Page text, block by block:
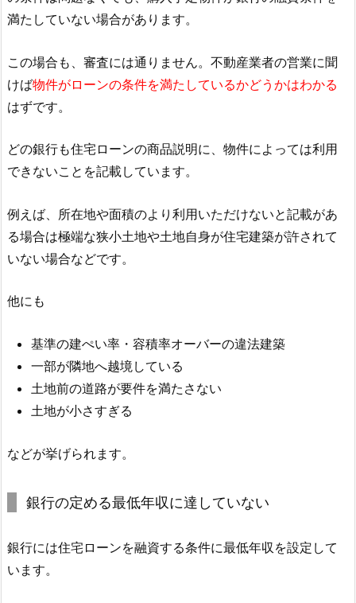
満たしていない場合があります。
この場合も、審査には通りません。不動産業者の営業に聞
けば物件がローンの条件を満たしているかどうかはわかる
はずです。
どの銀行も住宅ローンの商品説明に、物件によっては利用
できないことを記載しています。
例えば、所在地や面積のより利用いただけないと記載があ
る場合は極端な狭小土地や土地自身が住宅建築が許されて
いない場合などです。
他にも
基準の建ぺい率・容積率オーバーの違法建築
一部が隣地へ越境している
土地前の道路が要件を満たさない
土地が小さすぎる
などが挙げられます。
銀行の定める最低年収に達していない
銀行には住宅ローンを融資する条件に最低年収を設定して
います。